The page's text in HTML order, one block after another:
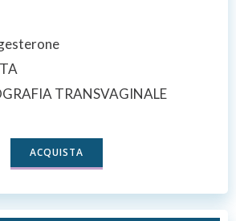
TRANSVAGINALE
ACQUISTA